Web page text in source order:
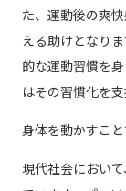
た、運動後の爽
える助けとなり
的な運動習慣を
はその習慣化を支
身体を動かすこ
現代社会におい